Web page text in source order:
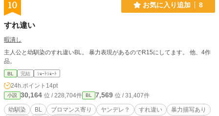
10 お気に入り追加 8
すれ違い
暇潰し
主人公と幼馴染のすれ違いBL。 暴力表現があるのでR15にしてます。 他、4作
品。
BL 完結 ｼｮｰﾄｼｮｰﾄ
24h.ポイント 14pt
小説 30,164 位 / 228,704件 BL 7,569 位 / 31,407件
幼馴染 BL ブロマンス寄り ヤンデレ？ すれ違い
暴力描写あり